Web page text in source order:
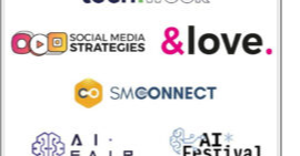
1997 si dimette dalla RAI e diventa direttore di
Una breve esperienza dopo della quale
da vita ad una società di consulenza
“Comconsulting” con la quale nel 1999 collabora
con il fondo B&S Electra per l’acquisizione della
società Eagle Pictures spa di cui diventa